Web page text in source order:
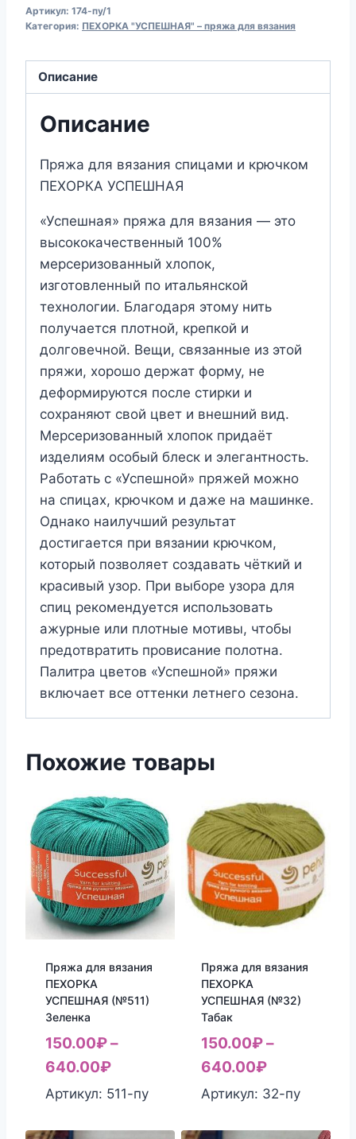
для
ПЕХОРКА
УСПЕШНАЯ
Стальной
Артикул: 174-пу/1
Категория: ПЕХОРКА "УСПЕШНАЯ" – пряжа для вязания
Описание
Описание
Пряжа для вязания спицами и крючком
ПЕХОРКА УСПЕШНАЯ
«Успешная» пряжа для вязания — это
высококачественный 100%
мерсеризованный хлопок,
изготовленный по итальянской
технологии. Благодаря этому нить
получается плотной, крепкой и
долговечной. Вещи, связанные из этой
пряжи, хорошо держат форму, не
деформируются после стирки и
сохраняют свой цвет и внешний вид.
Мерсеризованный хлопок придаёт
изделиям особый блеск и элегантность.
Работать с «Успешной» пряжей можно
на спицах, крючком и даже на машинке.
Однако наилучший результат
достигается при вязании крючком,
который позволяет создавать чёткий и
красивый узор. При выборе узора для
спиц рекомендуется использовать
ажурные или плотные мотивы, чтобы
предотвратить провисание полотна.
Палитра цветов «Успешной» пряжи
включает все оттенки летнего сезона.
Похожие товары
Пряжа для вязания
ПЕХОРКА
УСПЕШНАЯ (№511)
Зеленка
150.00₽–
640.00₽
Артикул: 511-пу
Пряжа для вязания
ПЕХОРКА
УСПЕШНАЯ (№32)
Табак
150.00₽–
640.00₽
Артикул: 32-пу